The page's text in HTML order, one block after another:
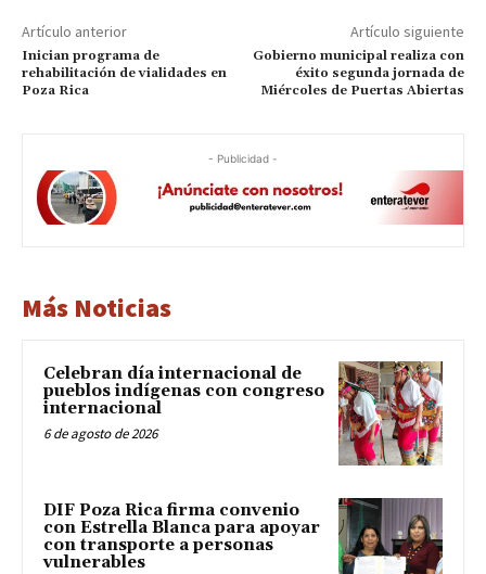
Artículo anterior
Inician programa de
rehabilitación de vialidades en
Poza Rica
Artículo siguiente
Gobierno municipal realiza con
éxito segunda jornada de
Miércoles de Puertas Abiertas
- Publicidad -
Más Noticias
Celebran día internacional de
pueblos indígenas con congreso
internacional
6 de agosto de 2026
DIF Poza Rica firma convenio
con Estrella Blanca para apoyar
con transporte a personas
vulnerables